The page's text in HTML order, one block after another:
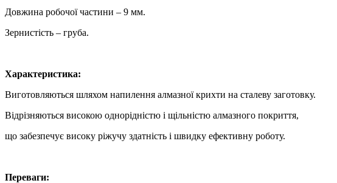
Довжина робочої частини – 9 мм.
Зернистість – груба.
Характеристика:
Виготовляються шляхом напилення алмазної крихти на сталеву заготовку.
Відрізняються високою однорідністю і щільністю алмазного покриття,
що забезпечує високу ріжучу здатність і швидку ефективну роботу.
Переваги: